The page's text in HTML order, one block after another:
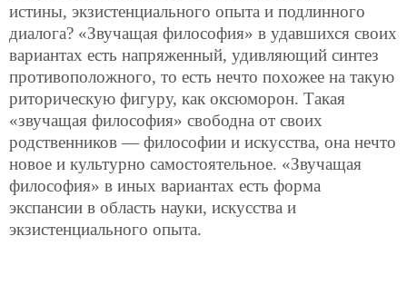
истины, экзистенциального опыта и подлинного
диалога? «Звучащая философия» в удавшихся своих
вариантах есть напряженный, удивляющий синтез
противоположного, то есть нечто похожее на такую
риторическую фигуру, как оксюморон. Такая
«звучащая философия» свободна от своих
родственников — философии и искусства, она нечто
новое и культурно самостоятельное. «Звучащая
философия» в иных вариантах есть форма
экспансии в область науки, искусства и
экзистенциального опыта.